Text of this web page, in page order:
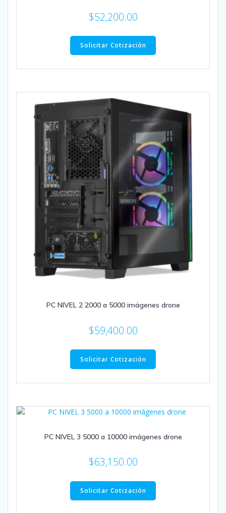
$52,200.00
Solicitar Cotización
PC NIVEL 2 2000 a 5000 imágenes drone
$59,400.00
Solicitar Cotización
PC NIVEL 3 5000 a 10000 imágenes drone
$63,150.00
Solicitar Cotización